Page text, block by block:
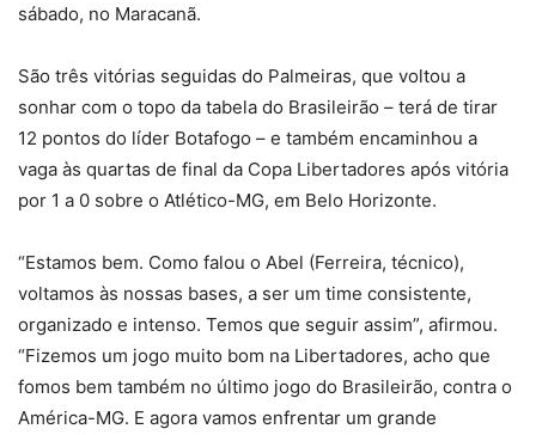
sábado, no Maracanã.
São três vitórias seguidas do Palmeiras, que voltou a
sonhar com o topo da tabela do Brasileirão – terá de tirar
12 pontos do líder Botafogo – e também encaminhou a
vaga às quartas de final da Copa Libertadores após vitória
por 1 a 0 sobre o Atlético-MG, em Belo Horizonte.
“Estamos bem. Como falou o Abel (Ferreira, técnico),
voltamos às nossas bases, a ser um time consistente,
organizado e intenso. Temos que seguir assim”, afirmou.
“Fizemos um jogo muito bom na Libertadores, acho que
fomos bem também no último jogo do Brasileirão, contra o
América-MG. E agora vamos enfrentar um grande